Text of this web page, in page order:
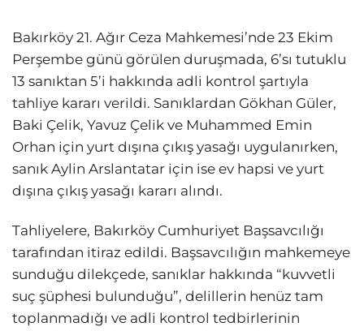
Bakırköy 21. Ağır Ceza Mahkemesi’nde 23 Ekim
Perşembe günü görülen duruşmada, 6’sı tutuklu
13 sanıktan 5’i hakkında adli kontrol şartıyla
tahliye kararı verildi. Sanıklardan Gökhan Güler,
Baki Çelik, Yavuz Çelik ve Muhammed Emin
Orhan için yurt dışına çıkış yasağı uygulanırken,
sanık Aylin Arslantatar için ise ev hapsi ve yurt
dışına çıkış yasağı kararı alındı.
Tahliyelere, Bakırköy Cumhuriyet Başsavcılığı
tarafından itiraz edildi. Başsavcılığın mahkemeye
sunduğu dilekçede, sanıklar hakkında “kuvvetli
suç şüphesi bulunduğu”, delillerin henüz tam
toplanmadığı ve adli kontrol tedbirlerinin